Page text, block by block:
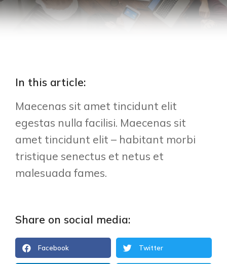
In this article:
Maecenas sit amet tincidunt elit
egestas nulla facilisi. Maecenas sit
amet tincidunt elit – habitant morbi
tristique senectus et netus et
malesuada fames.
Share on social media:
Facebook Twitter